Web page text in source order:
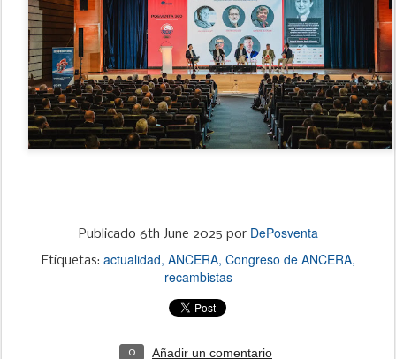
Publicado 6th June 2025 por DePosventa
Etiquetas: actualidad ANCERA Congreso de ANCERA
recambistas
0 Añadir un comentario